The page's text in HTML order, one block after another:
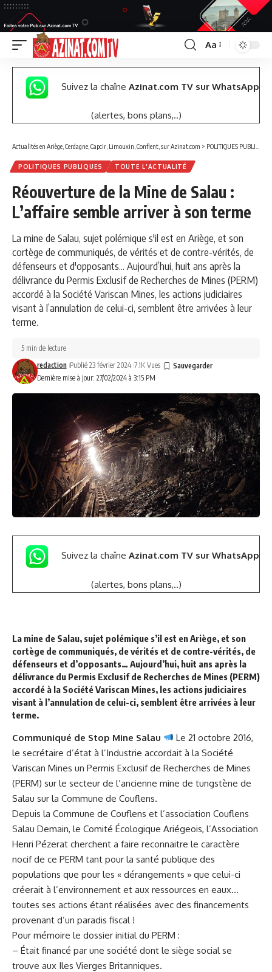
Font
Resizer
Aa
Suivez la chaîne Azinat.com TV sur WhatsApp
(alertes, bons plans,..)
Actualités en Ariège, Cerdagne, Capcir, Limouxin, Conflent, sur Azinat.com > POLITIQUES PUBLIQUES
POLITIQUES PUBLIQUES TOUTE L'ACTUALITÉ
Réouverture de la Mine de Salau :
L’affaire semble arriver à son terme
La mine de Salau, sujet polémique s'il est en Ariège, et son
cortège de communiqués, de vérités et de contre-vérités, de
défenseurs et d'opposants... Aujourd’hui, huit ans après la
délivrance du Permis Exclusif de Recherches de Mines (PERM)
accordé à la Société Variscan Mines, les actions judiciaires
visant à l’annulation de celui-ci, semblent être arrivées à leur
terme.
Dernière mise à jour: 27/02/2024 à 3:15 PM
redaction Publié 23 février 2024 7.1K Vues
5 min de lecture
Suivez la chaîne Azinat.com TV sur WhatsApp
(alertes, bons plans,..)
La mine de Salau, sujet polémique s’il est en Ariège, et son
cortège de communiqués, de vérités et de contre-vérités, de
défenseurs et d’opposants… Aujourd’hui, huit ans après la
délivrance du Permis Exclusif de Recherches de Mines (PERM)
accordé à la Société Variscan Mines, les actions judiciaires
visant à l’annulation de celui-ci, semblent être arrivées à leur
terme.
Communiqué de Stop Mine Salau
Le 21 octobre 2016,
le secrétaire d’état à l’Industrie accordait à la Société
Variscan Mines un Permis Exclusif de Recherches de Mines
(PERM) sur le secteur de l’ancienne mine de tungstène de
Salau sur la Commune de Couflens.
Depuis la Commune de Couflens et l’association Couflens
Salau Demain, le Comité Écologique Ariégeois, l’Association
Henri Pézerat cherchent a faire reconnaitre le caractère
nocif de ce PERM tant pour la santé publique des
populations que pour les « dérangements » que celui-ci
créerait à l’environnement et aux ressources en eaux…
toutes ses actions étant réalisées avec des financements
provenant d’un paradis fiscal !
Pour mémoire le dossier initial du PERM :
– Était financé par une société dont le siège social se
trouve aux Iles Vierges Britanniques.